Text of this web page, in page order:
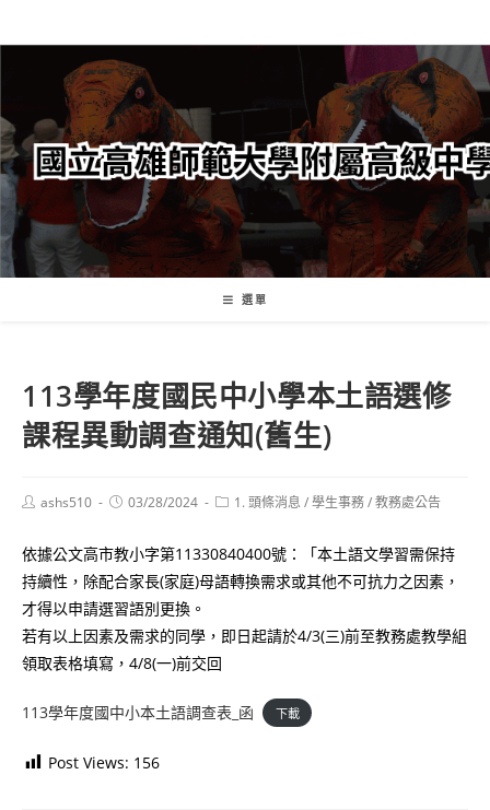
轉
要
內
容
選單
113學年度國民中小學本土語選修
課程異動調查通知(舊生)
Postashs510
Post03/28/2024
Post1. 頭條消息 /學生事務/教務處公告
依據公文高市教小字第11330840400號：「本土語文學習需保持
持續性，除配合家長(家庭)母語轉換需求或其他不可抗力之因素，
才得以申請選習語別更換。
若有以上因素及需求的同學，即日起請於4/3(三)前至教務處教學組
領取表格填寫，4/8(一)前交回
113學年度國中小本土語調查表_函 下載
Post Views: 156